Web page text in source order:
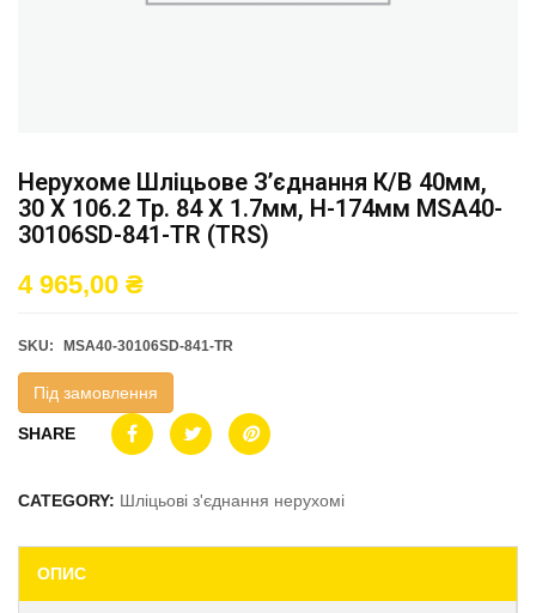
Нерухоме Шліцьове З’єднання К/в 40мм,
30 X 106.2 Тр. 84 X 1.7мм, H-174мм MSA40-
30106SD-841-TR (TRS)
4 965,00 ₴
SKU: MSA40-30106SD-841-TR
Під замовлення
SHARE
CATEGORY: Шліцьові з'єднання нерухомі
ОПИС